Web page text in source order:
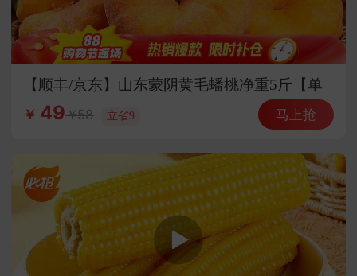
【顺丰/京东】山东蒙阴黄毛蟠桃净重5斤【单
果150g+】香甜多汁 皮薄核小
￥ 49 58 立省9 马上抢